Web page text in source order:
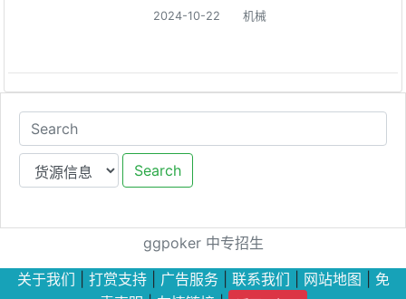
2024-10-22 机械
Search
ggpoker 中专招生
关于我们
打赏支持| 广告服务| 联系我们 网站地图
免